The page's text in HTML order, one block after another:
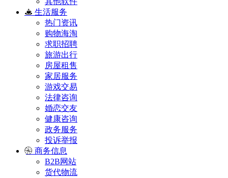
生活服务
热门资讯
购物海淘
求职招聘
旅游出行
房屋租售
家居服务
游戏交易
法律咨询
婚恋交友
健康咨询
政务服务
投诉举报
商务信息
B2B网站
货代物流